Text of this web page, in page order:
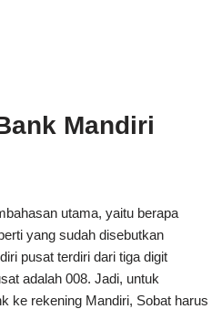
Mandiri
utama, yaitu berapa
yang sudah disebutkan
pusat terdiri dari tiga digit
adalah 008. Jadi, untuk
ke rekening Mandiri, Sobat harus